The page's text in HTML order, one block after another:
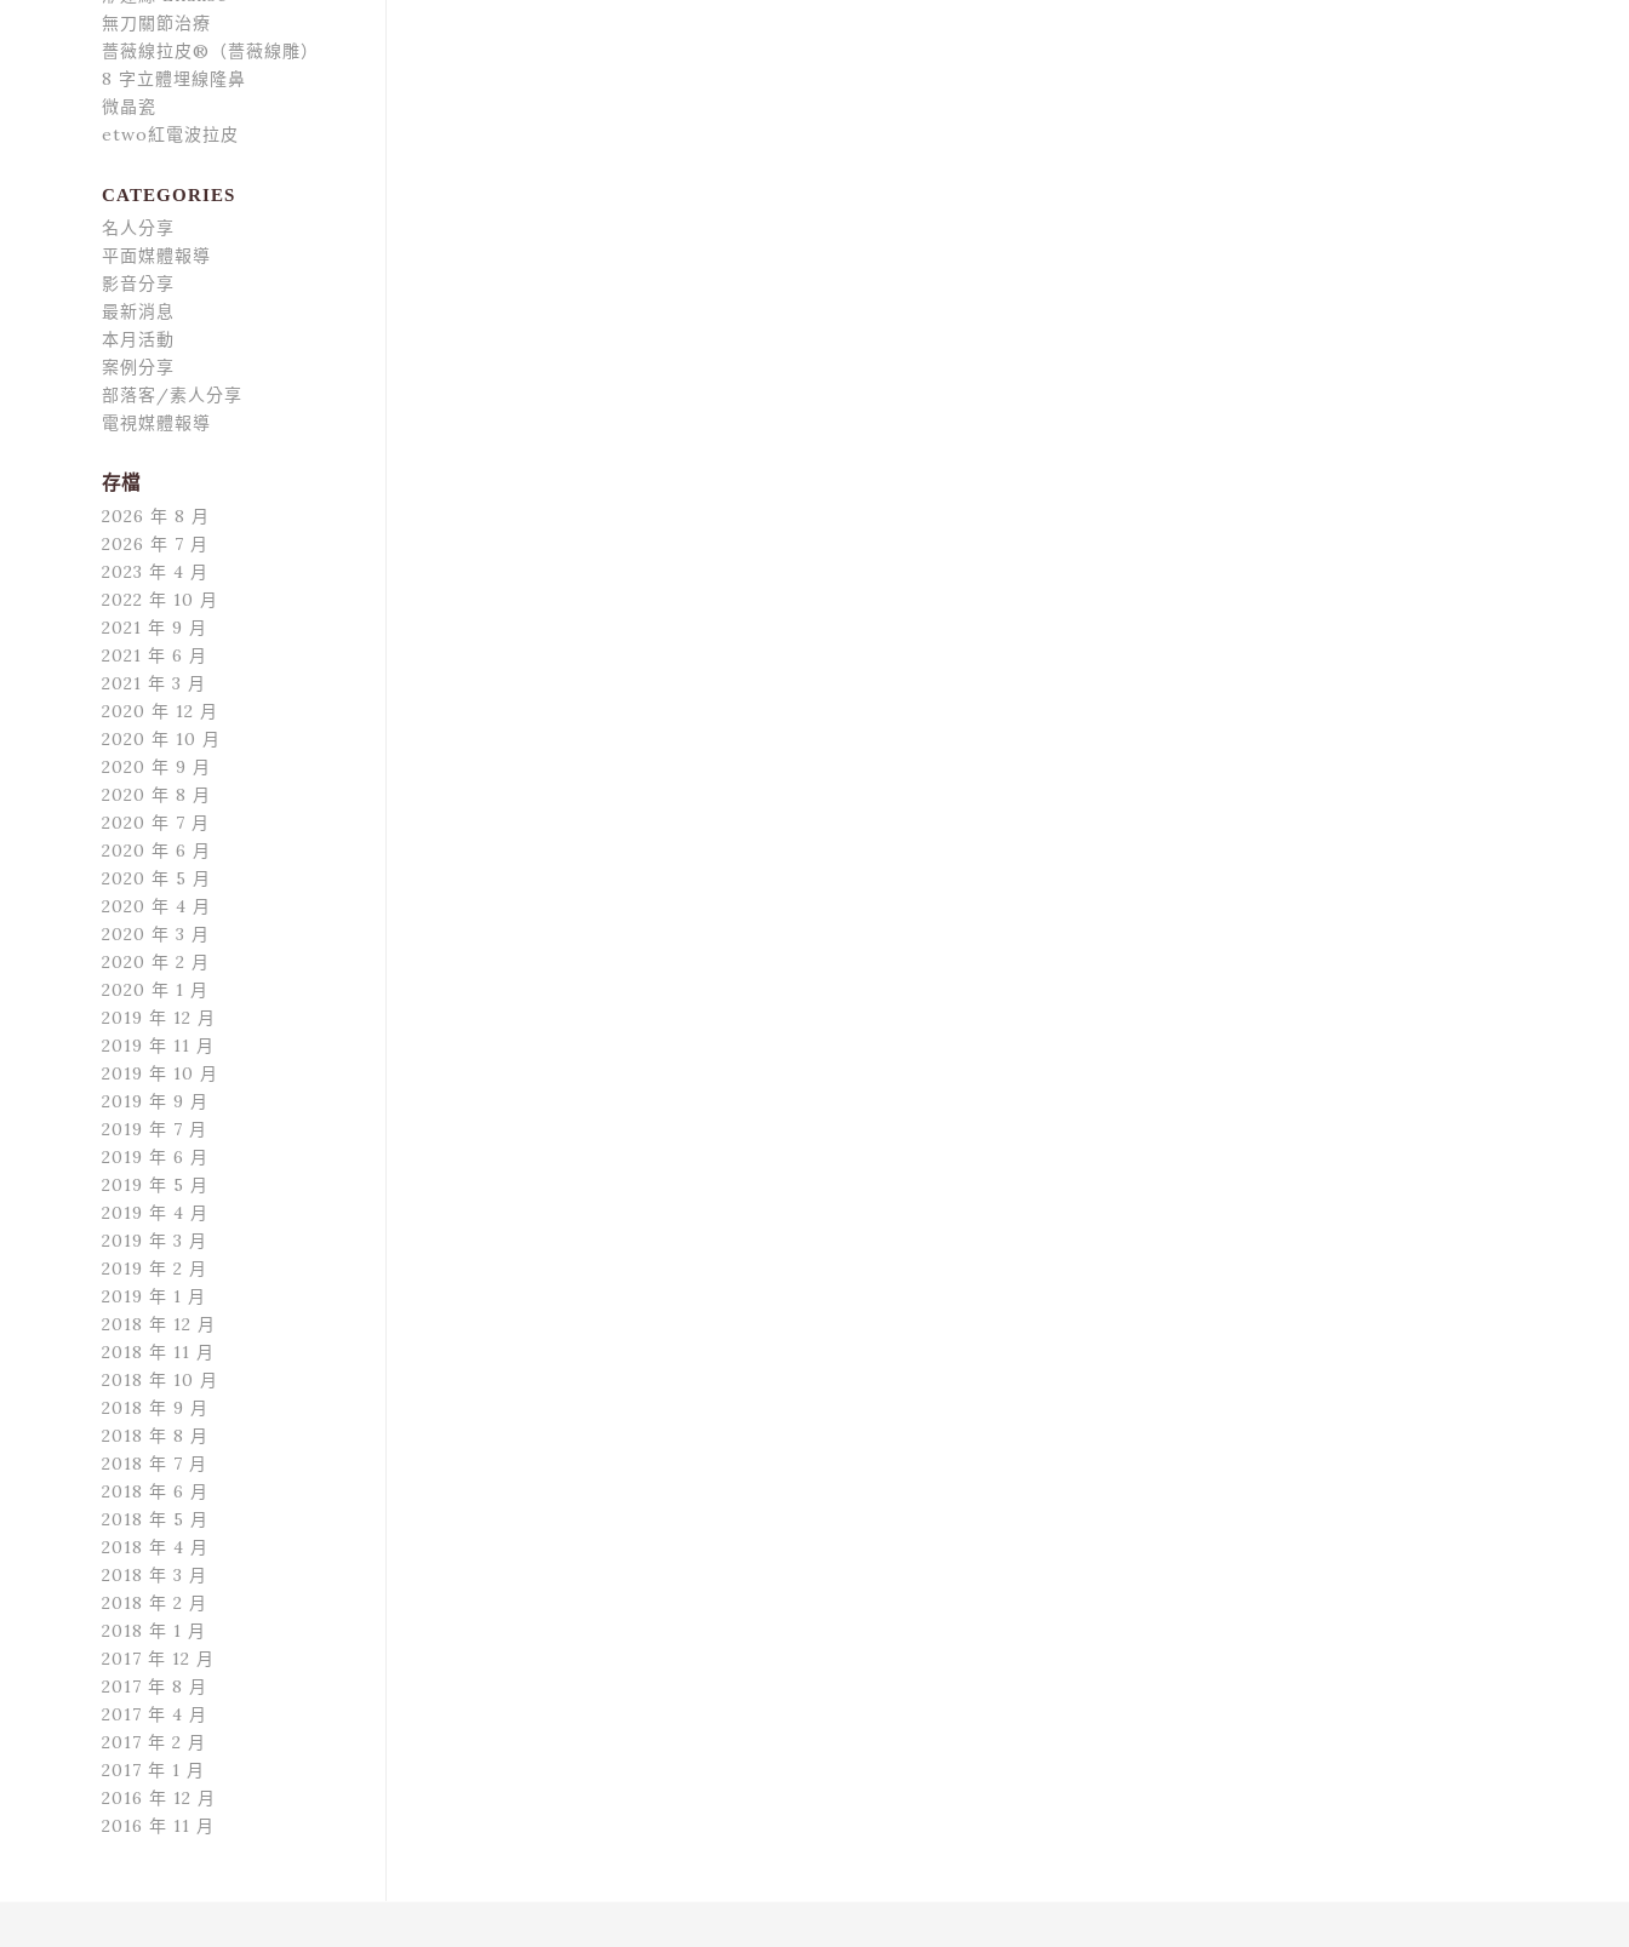
無刀關節治療
薔薇線拉皮®（薔薇線雕）
8 字立體埋線隆鼻
微晶瓷
etwo紅電波拉皮
CATEGORIES
名人分享
平面媒體報導
影音分享
最新消息
本月活動
案例分享
部落客/素人分享
電視媒體報導
存檔
2026 年 8 月
2026 年 7 月
2023 年 4 月
2022 年 10 月
2021 年 9 月
2021 年 6 月
2021 年 3 月
2020 年 12 月
2020 年 10 月
2020 年 9 月
2020 年 8 月
2020 年 7 月
2020 年 6 月
2020 年 5 月
2020 年 4 月
2020 年 3 月
2020 年 2 月
2020 年 1 月
2019 年 12 月
2019 年 11 月
2019 年 10 月
2019 年 9 月
2019 年 7 月
2019 年 6 月
2019 年 5 月
2019 年 4 月
2019 年 3 月
2019 年 2 月
2019 年 1 月
2018 年 12 月
2018 年 11 月
2018 年 10 月
2018 年 9 月
2018 年 8 月
2018 年 7 月
2018 年 6 月
2018 年 5 月
2018 年 4 月
2018 年 3 月
2018 年 2 月
2018 年 1 月
2017 年 12 月
2017 年 8 月
2017 年 4 月
2017 年 2 月
2017 年 1 月
2016 年 12 月
2016 年 11 月